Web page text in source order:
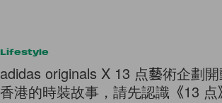
Lifestyle
adidas originals X 13 点藝術企劃
香港的時裝故事，請先認識《13